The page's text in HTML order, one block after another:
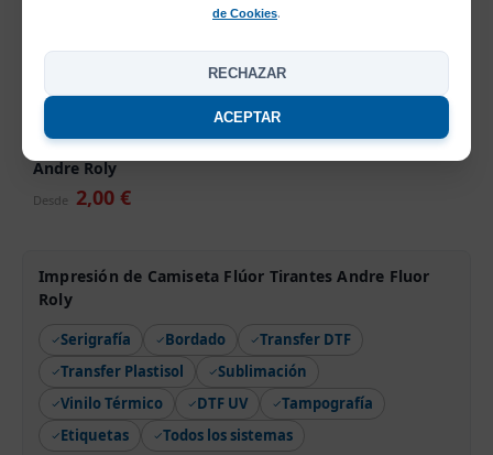
de Cookies.
RECHAZAR
ACEPTAR
Ref. 0350
Camiseta Tecnica Tirantes
Andre Roly
Desde 2,00 €
Impresión de Camiseta Flúor Tirantes Andre Fluor
Roly
Serigrafía Bordado
Transfer DTF
Transfer Plastisol
Sublimación
Vinilo Térmico
DTF UV
Tampografía
Etiquetas
Todos los sistemas